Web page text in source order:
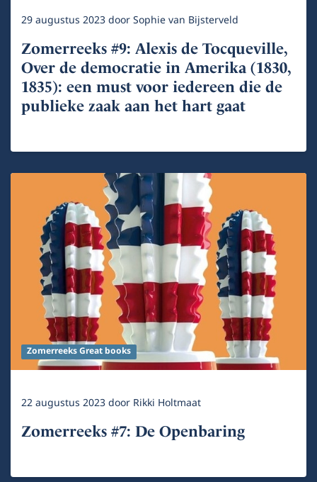
29 augustus 2023doorSophie van Bijsterveld
Zomerreeks #9: Alexis de Tocqueville,
Over de democratie in Amerika (1830,
1835): een must voor iedereen die de
publieke zaak aan het hart gaat
Zomerreeks Great books
22 augustus 2023door Rikki Holtmaat
Zomerreeks #7: De Openbaring